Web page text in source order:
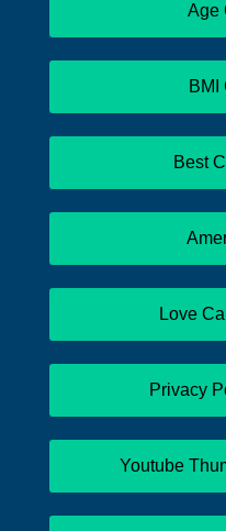
Age
BMI
Best
Love
Privacy
Youtube